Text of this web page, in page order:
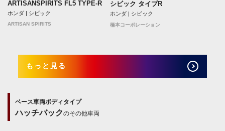
ARTISANSPIRITS FL5 TYPE-R
ホンダ | シビック
ARTISAN SPIRITS
シビック タイプR
ホンダ | シビック
橋本コーポレーション
もっと見る
ベース車両ボディタイプ
ハッチバックのその他車両